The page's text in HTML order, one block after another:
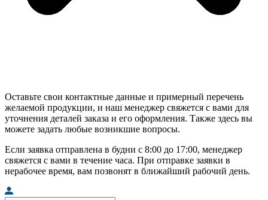
Оставьте свои контактные данные и примерный перечень
желаемой продукции, и наш менеджер свяжется с вами для
уточнения деталей заказа и его оформления. Также здесь вы
можете задать любые возникшие вопросы.
Если заявка отправлена в будни с 8:00 до 17:00, менеджер
свяжется с вами в течение часа. При отправке заявки в
нерабочее время, вам позвонят в ближайший рабочий день.